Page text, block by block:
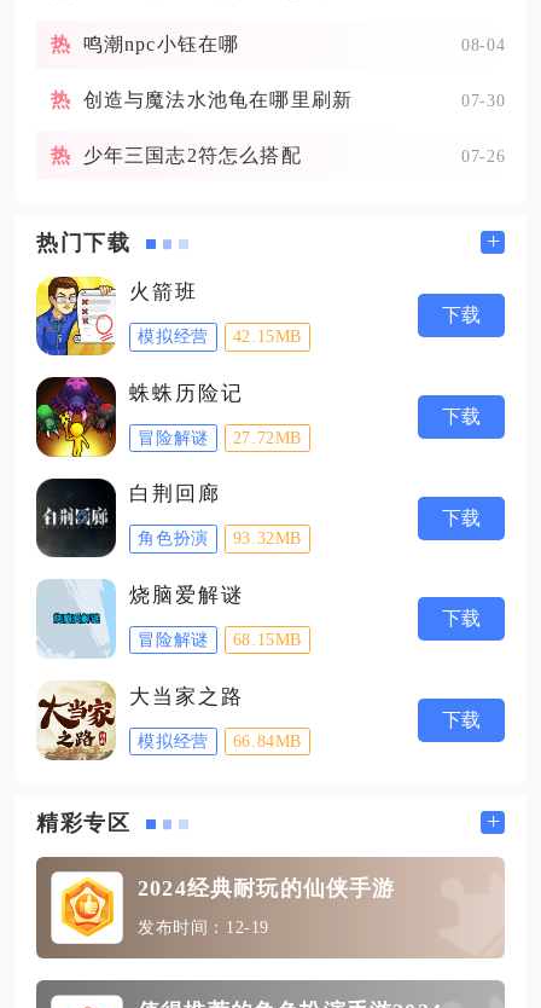
鸣潮npc小钰在哪 08-04
创造与魔法水池龟在哪里刷新 07-30
少年三国志2符怎么搭配 07-26
热门下载 +
火箭班
模拟经营 42.15MB
下载
蛛蛛历险记
冒险解谜 27.72MB
下载
白荆回廊
角色扮演 93.32MB
下载
烧脑爱解谜
冒险解谜 68.15MB
下载
大当家之路
模拟经营 66.84MB
下载
精彩专区 +
2024经典耐玩的仙侠手游
发布时间：12-19